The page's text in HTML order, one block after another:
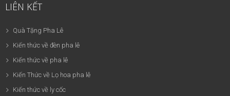
LIÊN KẾT
Quà Tặng Pha Lê
Kiến thức về đèn pha lê
Kiến thức về pha lê
Kiến Thức về Lọ hoa pha lê
Kiến thức về ly cốc